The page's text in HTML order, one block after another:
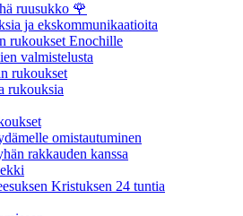
ruusukko 🌹
ja ekskommunikaatioita
rukoukset Enochille
valmistelusta
rukoukset
rukouksia
omistautuminen
rakkauden kanssa
Kristuksen 24 tuntia